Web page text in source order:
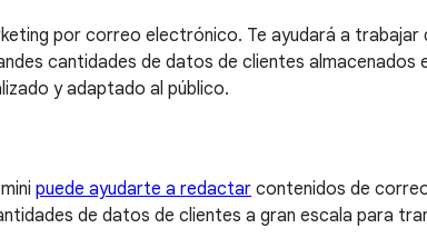
por correo electrónico. Te ayudará a
cantidades de datos de clientes almacenados
y adaptado al público.
puede ayudarte a redactar contenidos de
de datos de clientes a gran escala para